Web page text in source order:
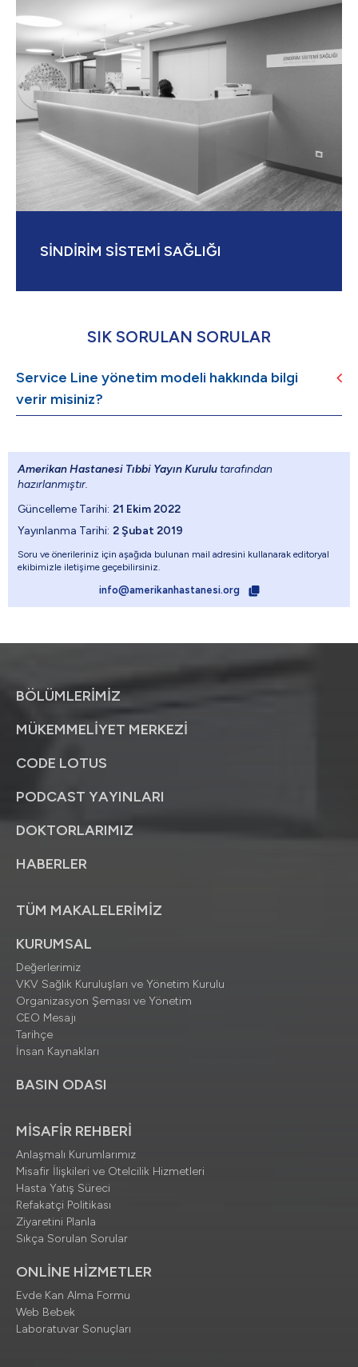
SİNDİRİM SİSTEMİ SAĞLIĞI
SIK SORULAN SORULAR
Service Line yönetim modeli hakkında bilgi
verir misiniz?
Amerikan Hastanesi Tıbbi Yayın Kurulu tarafından
hazırlanmıştır.
Güncelleme Tarihi: 21 Ekim 2022
Yayınlanma Tarihi: 2 Şubat 2019
Soru ve önerileriniz için aşağıda bulunan mail adresini kullanarak editoryal
ekibimizle iletişime geçebilirsiniz.
info@amerikanhastanesi.org
BÖLÜMLERİMİZ
MÜKEMMELİYET MERKEZİ
CODE LOTUS
PODCAST YAYINLARI
DOKTORLARIMIZ
HABERLER
TÜM MAKALELERİMİZ
KURUMSAL
Değerlerimiz
VKV Sağlık Kuruluşları ve Yönetim Kurulu
Organizasyon Şeması ve Yönetim
CEO Mesajı
Tarihçe
İnsan Kaynakları
BASIN ODASI
MİSAFİR REHBERİ
Anlaşmalı Kurumlarımız
Misafir İlişkileri ve Otelcilik Hizmetleri
Hasta Yatış Süreci
Refakatçi Politikası
Ziyaretini Planla
Sıkça Sorulan Sorular
ONLİNE HİZMETLER
Evde Kan Alma Formu
Web Bebek
Laboratuvar Sonuçları